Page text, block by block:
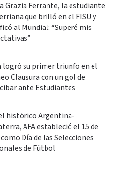
Grazia Ferrante, la estudiante
que brilló en el FISU y
al Mundial: “Superé mis
logró su primer triunfo en el
Clausura con un gol de
ante Estudiantes
histórico Argentina-
AFA estableció el 15 de
Día de las Selecciones
de Fútbol